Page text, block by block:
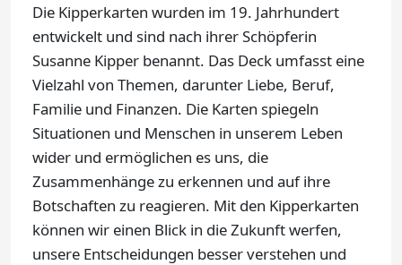
Die Kipperkarten wurden im 19. Jahrhundert
entwickelt und sind nach ihrer Schöpferin
Susanne Kipper benannt. Das Deck umfasst eine
Vielzahl von Themen, darunter Liebe, Beruf,
Familie und Finanzen. Die Karten spiegeln
Situationen und Menschen in unserem Leben
wider und ermöglichen es uns, die
Zusammenhänge zu erkennen und auf ihre
Botschaften zu reagieren. Mit den Kipperkarten
können wir einen Blick in die Zukunft werfen,
unsere Entscheidungen besser verstehen und